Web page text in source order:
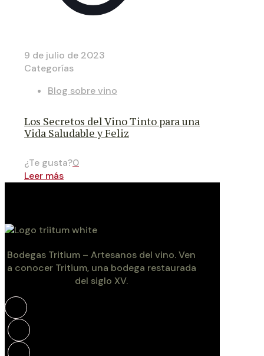
9 de julio de 2023
Categorías
Blog sobre vino
Los Secretos del Vino Tinto para una
Vida Saludable y Feliz
¿Te gusta?0
Leer más
Bodegas Tritium – Artesanos del vino. Ven
a conocer Tritium, una bodega restaurada
del siglo XV.